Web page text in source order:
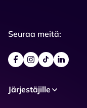
Seuraa meitä:
Järjestäjille